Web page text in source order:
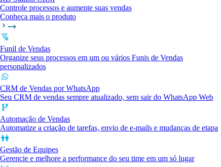
Controle processos e aumente suas vendas
Conheça mais o produto
Funil de Vendas
Organize seus processos em um ou vários Funis de Vendas
personalizados
CRM de Vendas por WhatsApp
Seu CRM de vendas sempre atualizado, sem sair do WhatsApp Web
Automação de Vendas
Automatize a criação de tarefas, envio de e-mails e mudanças de etapa
Gestão de Equipes
Gerencie e melhore a performance do seu time em um só lugar